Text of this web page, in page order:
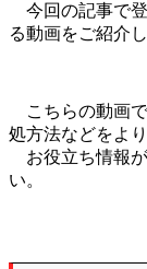
今回の記事で
る動画をご紹介し
こちらの動画
処方法などをよ
お役立ち情報が
い。